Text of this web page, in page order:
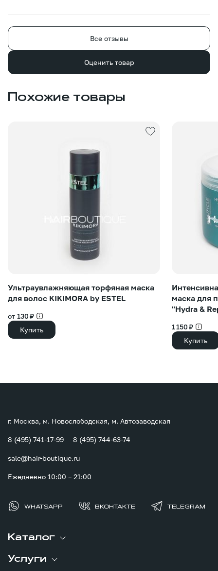
Все отзывы
Оценить товар
Похожие товары
Ультраувлажняющая торфяная маска
для волос KIKIMORA by ESTEL
от 130 ₽
Купить
маска для
"Hydra &
1 150 ₽
Купить
Каталог
Услуги
г. Москва, м. Новослободская, м. Автозаводская
8 (495) 741-17-99 8 (495) 744-63-74
sale@hair-boutique.ru
Ежедневно 10:00 – 21:00
WHATSAPP ВКОНТАКТЕ TELEGRAM